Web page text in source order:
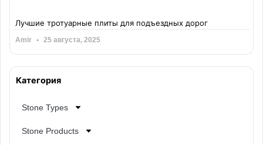
Лучшие тротуарные плиты для подъездных дорог
Amir 25 августа, 2025
Категория
Stone Types
Stone Products